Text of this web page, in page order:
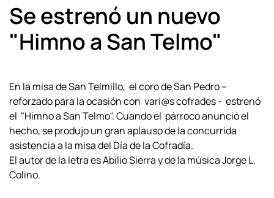
Se estrenó un nuevo
"Himno a San Telmo"
En la misa de San Telmillo, el coro de San Pedro –
reforzado para la ocasión con vari@s cofrades - estrenó
el "Himno a San Telmo". Cuando el párroco anunció el
hecho, se produjo un gran aplauso de la concurrida
asistencia a la misa del Día de la Cofradía.
El autor de la letra es Abilio Sierra y de la música Jorge L.
Colino.